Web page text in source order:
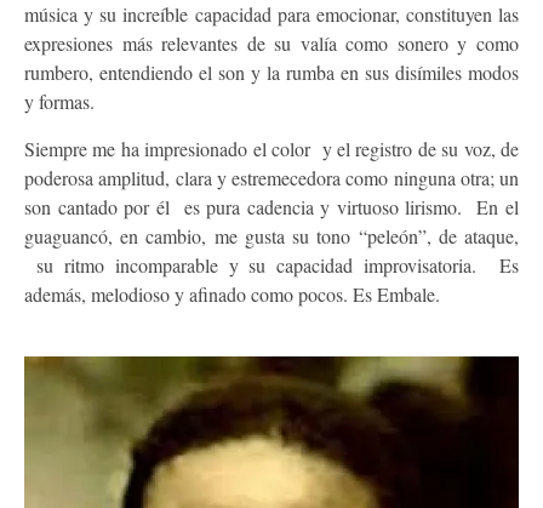
música y su increíble capacidad para emocionar, constituyen las
expresiones más relevantes de su valía como sonero y como
rumbero, entendiendo el son y la rumba en sus disímiles modos
y formas.
Siempre me ha impresionado el color y el registro de su voz, de
poderosa amplitud, clara y estremecedora como ninguna otra; un
son cantado por él es pura cadencia y virtuoso lirismo. En el
guaguancó, en cambio, me gusta su tono “peleón”, de ataque,
su ritmo incomparable y su capacidad improvisatoria. Es
además, melodioso y afinado como pocos. Es Embale.